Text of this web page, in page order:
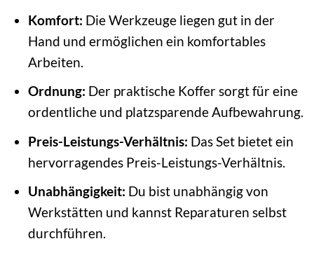
Komfort: Die Werkzeuge liegen gut in der
Hand und ermöglichen ein komfortables
Arbeiten.
Ordnung: Der praktische Koffer sorgt für eine
ordentliche und platzsparende Aufbewahrung.
Preis-Leistungs-Verhältnis: Das Set bietet ein
hervorragendes Preis-Leistungs-Verhältnis.
Unabhängigkeit: Du bist unabhängig von
Werkstätten und kannst Reparaturen selbst
durchführen.